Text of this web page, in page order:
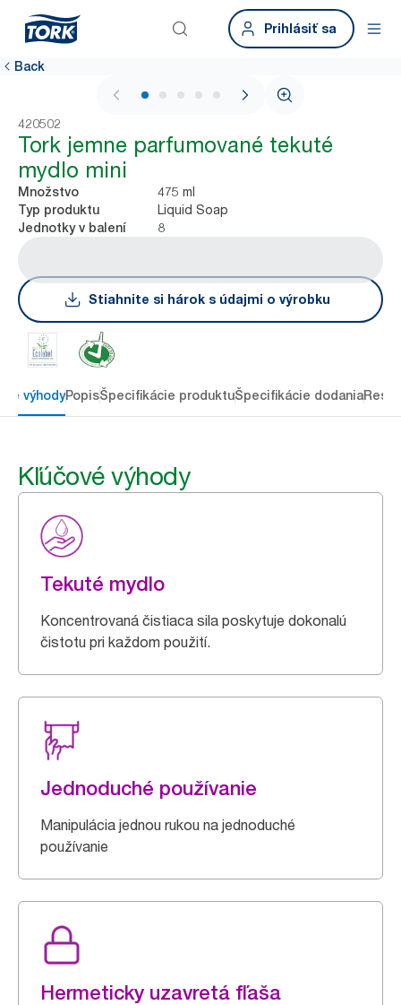
Prihlásiť sa
Back
1 / 5
420502
Tork jemne parfumované tekuté
mydlo mini
Množstvo 475 ml
Typ produktu Liquid Soap
Jednotky v balení 8
Stiahnite si hárok s údajmi o výrobku
výhodyPopisŠpecifikácie produktuŠpecifikácie dodania
Kľúčové výhody
Tekuté mydlo
Koncentrovaná čistiaca sila poskytuje dokonalú
čistotu pri každom použití.
Jednoduché používanie
Manipulácia jednou rukou na jednoduché
používanie
Hermeticky uzavretá fľaša